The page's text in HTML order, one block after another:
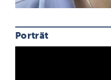
Porträt